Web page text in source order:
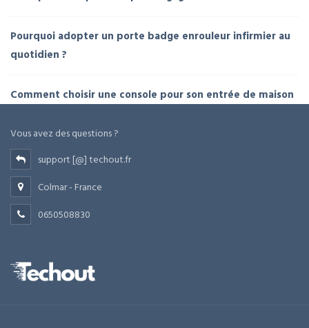
Pourquoi adopter un porte badge enrouleur infirmier au
quotidien ?
Comment choisir une console pour son entrée de maison
Vous avez des questions ?
support [@] techout.fr
Colmar - France
0650508830